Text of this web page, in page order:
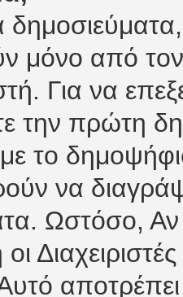
μόνο από
Για να
την πρώτη
το
να
Ωστόσο, Αν
οι